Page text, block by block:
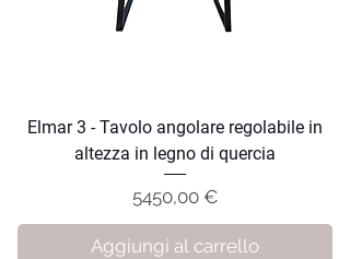
Elmar 3 - Tavolo angolare regolabile in
altezza in legno di quercia
Prezzo
5450,00 €
Aggiungi al carrello